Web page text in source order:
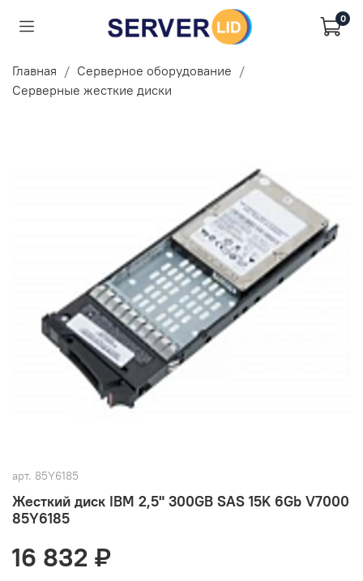
0
Главная
Серверное оборудование
Серверные жесткие диски
арт. 85Y6185
Жесткий диск IBM 2,5" 300GB SAS 15K 6Gb V7000
85Y6185
16 832 ₽